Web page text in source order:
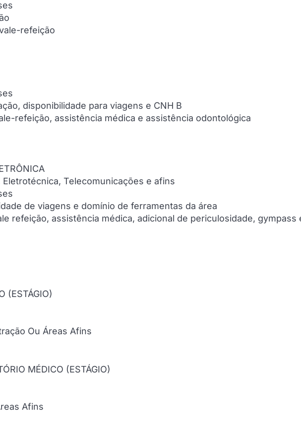
refeição
disponibilidade para viagens e CNH B
refeição, assistência médica e assistência odontológica
Telecomunicações e afins
de viagens e domínio de ferramentas da área
refeição, assistência médica, adicional de periculosidade, gympass
(ESTÁGIO)
Ou Áreas Afins
MÉDICO (ESTÁGIO)
Afins